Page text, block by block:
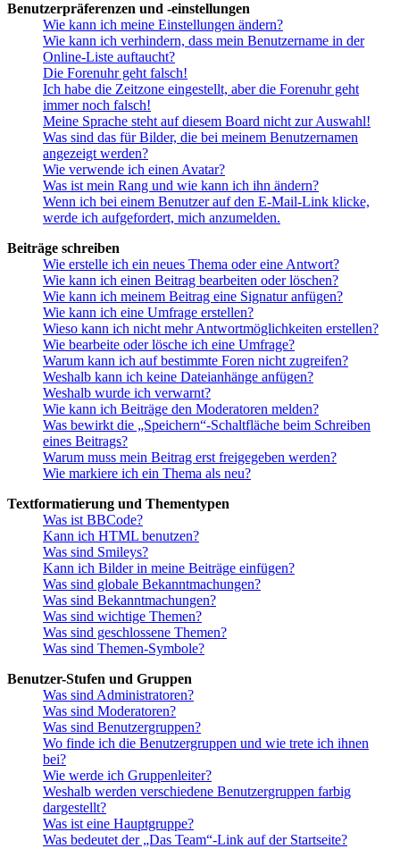
Benutzerpräferenzen und -einstellungen
Wie kann ich meine Einstellungen ändern?
Wie kann ich verhindern, dass mein Benutzername in der
Online-Liste auftaucht?
Die Forenuhr geht falsch!
Ich habe die Zeitzone eingestellt, aber die Forenuhr geht
immer noch falsch!
Meine Sprache steht auf diesem Board nicht zur Auswahl!
Was sind das für Bilder, die bei meinem Benutzernamen
angezeigt werden?
Wie verwende ich einen Avatar?
Was ist mein Rang und wie kann ich ihn ändern?
Wenn ich bei einem Benutzer auf den E-Mail-Link klicke,
werde ich aufgefordert, mich anzumelden.
Beiträge schreiben
Wie erstelle ich ein neues Thema oder eine Antwort?
Wie kann ich einen Beitrag bearbeiten oder löschen?
Wie kann ich meinem Beitrag eine Signatur anfügen?
Wie kann ich eine Umfrage erstellen?
Wieso kann ich nicht mehr Antwortmöglichkeiten erstellen?
Wie bearbeite oder lösche ich eine Umfrage?
Warum kann ich auf bestimmte Foren nicht zugreifen?
Weshalb kann ich keine Dateianhänge anfügen?
Weshalb wurde ich verwarnt?
Wie kann ich Beiträge den Moderatoren melden?
Was bewirkt die „Speichern“-Schaltfläche beim Schreiben
eines Beitrags?
Warum muss mein Beitrag erst freigegeben werden?
Wie markiere ich ein Thema als neu?
Textformatierung und Thementypen
Was ist BBCode?
Kann ich HTML benutzen?
Was sind Smileys?
Kann ich Bilder in meine Beiträge einfügen?
Was sind globale Bekanntmachungen?
Was sind Bekanntmachungen?
Was sind wichtige Themen?
Was sind geschlossene Themen?
Was sind Themen-Symbole?
Benutzer-Stufen und Gruppen
Was sind Administratoren?
Was sind Moderatoren?
Was sind Benutzergruppen?
Wo finde ich die Benutzergruppen und wie trete ich ihnen
bei?
Wie werde ich Gruppenleiter?
Weshalb werden verschiedene Benutzergruppen farbig
dargestellt?
Was ist eine Hauptgruppe?
Was bedeutet der „Das Team“-Link auf der Startseite?